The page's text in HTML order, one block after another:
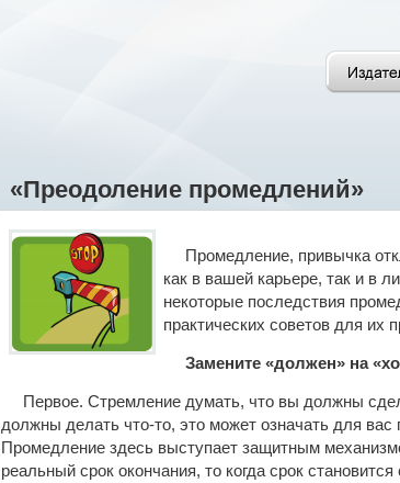
«Преодоление промедлений»
Промедление, привычка
как в вашей карьере, так и в
некоторые последствия
практических советов для их
Замените «должен» на
Первое. Стремление думать, что вы должны
должны делать что-то, это может означать для
Промедление здесь выступает защитным
реальный срок окончания, то когда срок